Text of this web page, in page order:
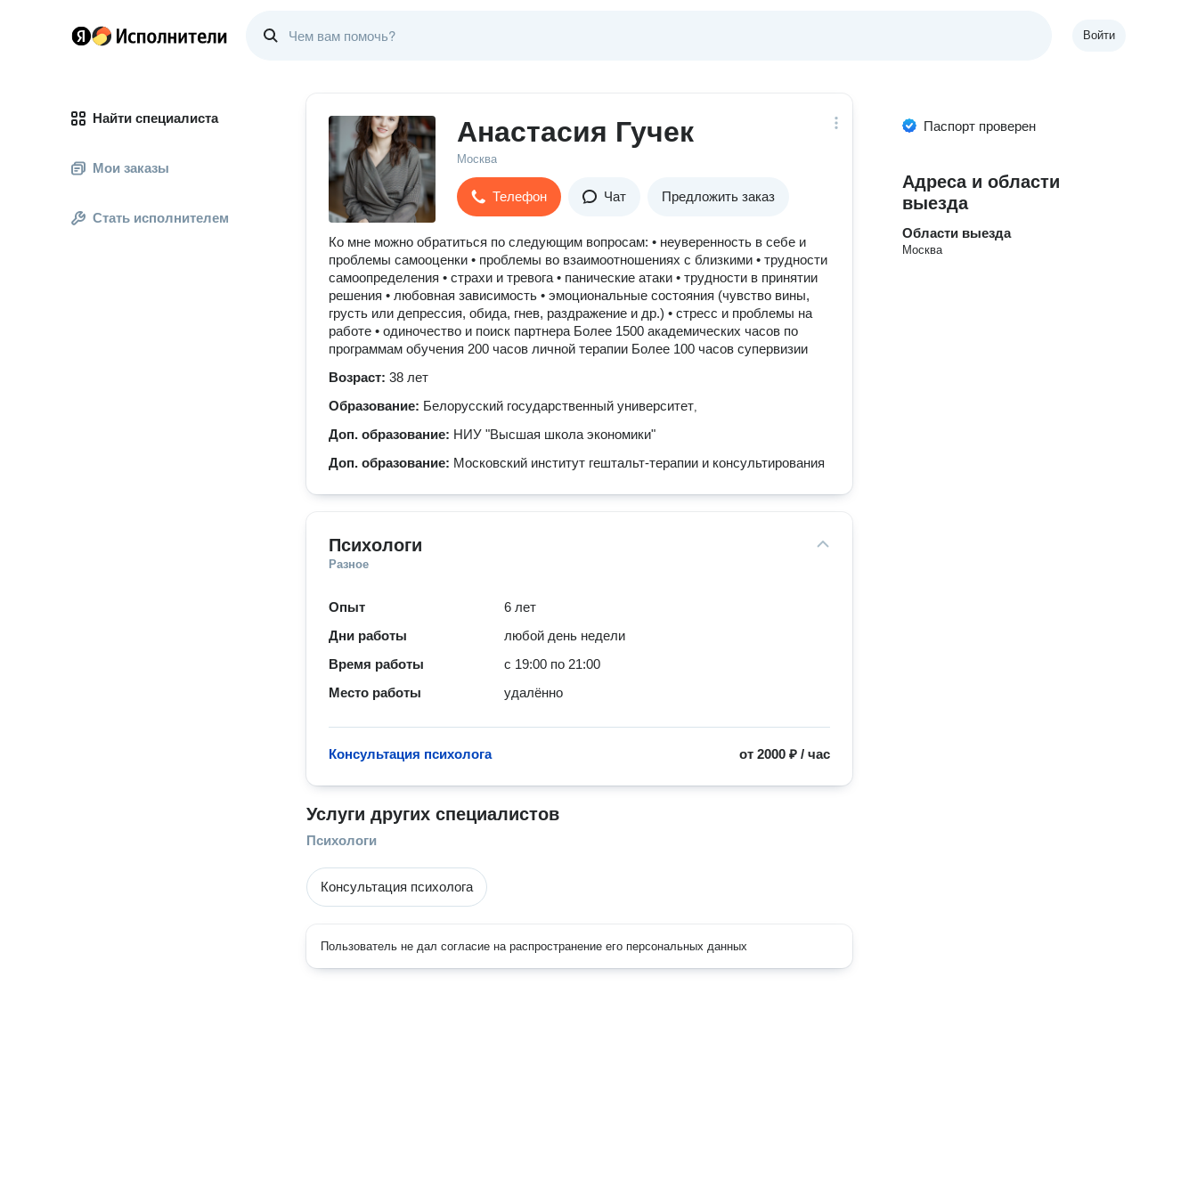
Войти
Найти специалиста
Мои заказы
Стать исполнителем
Анастасия Гучек
Москва
Телефон Чат Предложить заказ
Ко мне можно обратиться по следующим вопросам: • неуверенность в себе и
проблемы самооценки • проблемы во взаимоотношениях с близкими • трудности
самоопределения • страхи и тревога • панические атаки • трудности в принятии
решения • любовная зависимость • эмоциональные состояния (чувство вины,
грусть или депрессия, обида, гнев, раздражение и др.) • стресс и проблемы на
работе • одиночество и поиск партнера Более 1500 академических часов по
программам обучения 200 часов личной терапии Более 100 часов супервизии
Возраст: 38 лет
Образование: Белорусский государственный университет,
Доп. образование: НИУ "Высшая школа экономики"
Доп. образование: Московский институт гештальт-терапии и консультирования
Психологи
Разное
Опыт
6 лет
Дни работы
любой день недели
Время работы
с 19:00 по 21:00
Место работы
удалённо
от2000 ₽ /час
Консультация психолога
Услуги других специалистов
Психологи
Консультация психолога
Пользователь не дал согласие на распространение его персональных данных
Паспорт проверен
Адреса и области
выезда
Области выезда
Москва